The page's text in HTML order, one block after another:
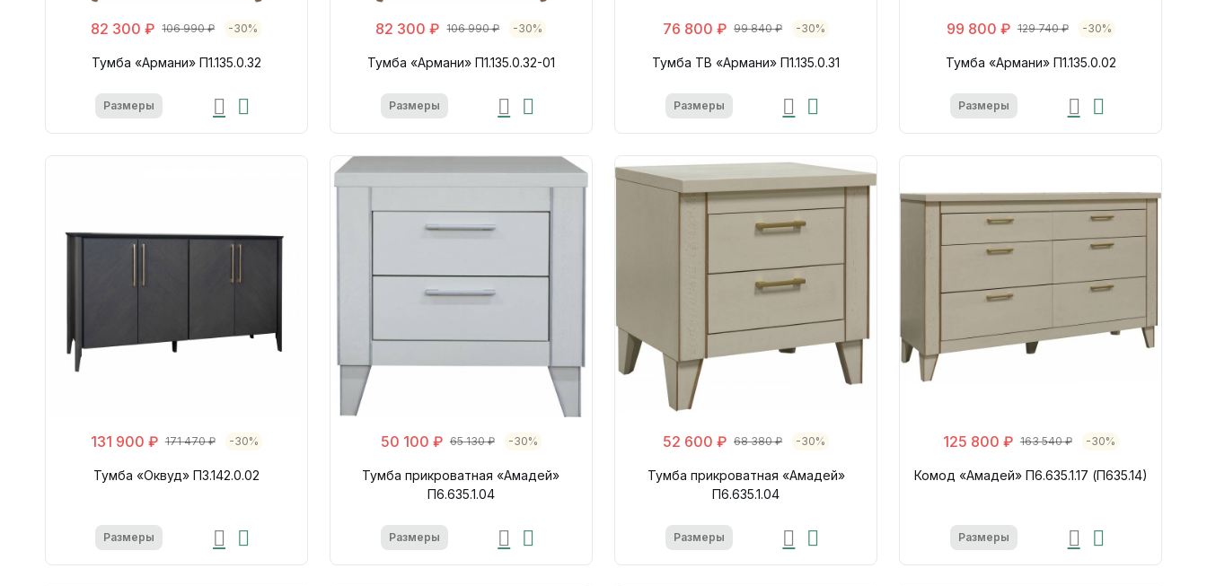
82 300 ₽ 106 990 ₽ -30%
Тумба «Армани» П1.135.0.32
Размеры
82 300 ₽ 106 990 ₽ -30%
Тумба «Армани» П1.135.0.32-01
Размеры
76 800 ₽ 99 840 ₽ -30%
Тумба ТВ «Армани» П1.135.0.31
Размеры
99 800 ₽ 129 740 ₽ -30%
Тумба «Армани» П1.135.0.02
Размеры
131 900 ₽ 171 470 ₽ -30%
Тумба «Оквуд» П3.142.0.02
Размеры
50 100 ₽ 65 130 ₽ -30%
Тумба прикроватная «Амадей»
П6.635.1.04
Размеры
52 600 ₽ 68 380 ₽ -30%
Тумба прикроватная «Амадей»
П6.635.1.04
Размеры
125 800 ₽ 163 540 ₽ -30%
Комод «Амадей» П6.635.1.17 (П635.14)
Размеры